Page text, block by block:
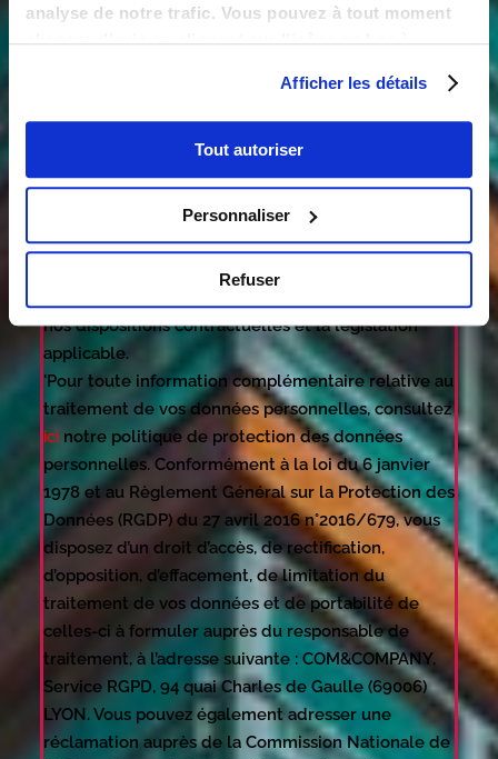
analyse de notre trafic. Vous pouvez à tout moment
changer d’avis en cliquant sur l’icône en bas à
Afficher les détails
Tout autoriser
Personnaliser
Refuser
demandes de contacts téléphonique et/ou de
transmission d’offres personnalisées et sont
fondées sur votre consentement préalable.
sociétés Valority Investissement, Valority Gestion
privée, Valority Développement, Maslow, et le cas
échéant, à ses sous-traitants ou prestataires. Les
sous-traitants et prestataires en question sont
soumis à une obligation de confidentialité et ne
nos dispositions contractuelles et la législation
applicable.
'Pour toute information complémentaire relative au
traitement de vos données personnelles, consultez
icinotre politique de protection des données
personnelles. Conformément à la loi du 6 janvier
1978 et au Règlement Général sur la Protection des
Données (RGDP) du 27 avril 2016 n°2016/679, vous
disposez d’un droit d’accès, de rectification,
d’opposition, d’effacement, de limitation du
traitement de vos données et de portabilité de
celles-ci à formuler auprès du responsable de
traitement, à l’adresse suivante : COM&COMPANY,
Service RGPD, 94 quai Charles de Gaulle (69006)
LYON. Vous pouvez également adresser une
réclamation auprès de la Commission Nationale de